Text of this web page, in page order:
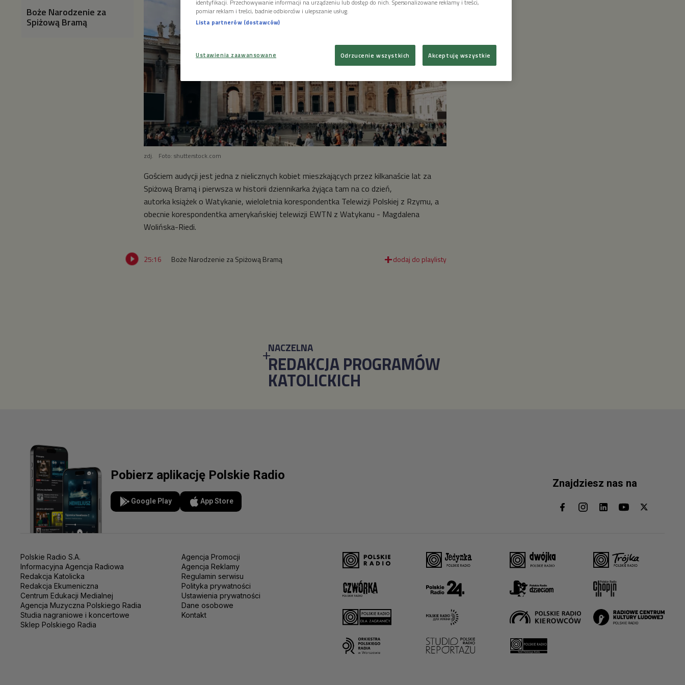
Boże Narodzenie za
Spiżową Bramą
zdj. Foto: shutterstock.com
Gościem audycji jest jedna z nielicznych kobiet mieszkających przez kilkanaście lat za
Spiżową Bramą i pierwsza w historii dziennikarka żyjąca tam na co dzień,
autorka książek o Watykanie, wieloletnia korespondentka Telewizji Polskiej z Rzymu, a
obecnie korespondentka amerykańskiej telewizji EWTN z Watykanu - Magdalena
Wolińska-Riedi.
25:16 Boże Narodzenie za Spiżową Bramą
NACZELNA
REDAKCJA PROGRAMÓW
KATOLICKICH
Pobierz aplikację Polskie Radio
Google Play App Store
Znajdziesz nas na
Polskie Radio S.A.
Informacyjna Agencja Radiowa
Redakcja Katolicka
Redakcja Ekumeniczna
Centrum Edukacji Medialnej
Agencja Muzyczna Polskiego Radia
Studia nagraniowe i koncertowe
Sklep Polskiego Radia
Agencja Promocji
Agencja Reklamy
Regulamin serwisu
Polityka prywatności
Ustawienia prywatności
Dane osobowe
Kontakt
identyfikacji. Przechowywanie informacji na urządzeniu lub dostęp do nich. Spersonalizowane reklamy i treści,
pomiar reklam i treści, badnie odbiorców i ulepszanie usług.
Lista partnerów (dostawców)
Ustawienia zaawansowane Odrzucenie wszystkich Akceptuję wszystkie